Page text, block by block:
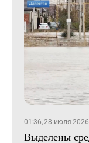
01:36, 28 июля 2026
Выделены